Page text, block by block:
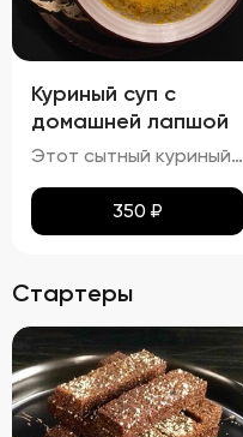
Куриный суп с
домашней лапшой
Этот сытный куриный суп сочетает в себе насыщенный вкус и разнообразные текстуры. Бульон густой и кремообразный, с мягкими кусочками куриного мяса и овощей, таких как морковь и лук, которые добавляют глубины вкуса. Макароны сохраняют мягкость и эластичность, придавая супу приятную кремовую текстуру. Петрушка добавляет свежие травяные ноты, подчеркивая богатство вкуса этого классического блюда.
350 ₽
Стартеры